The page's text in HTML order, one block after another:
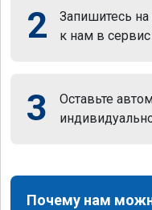
2
Запишитесь
к нам в сервис
3
Оставьте
Почему нам